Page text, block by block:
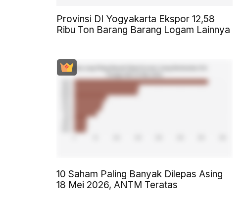
Provinsi DI Yogyakarta Ekspor 12,58
Ribu Ton Barang Barang Logam Lainnya
10 Saham Paling Banyak Dilepas Asing
18 Mei 2026, ANTM Teratas